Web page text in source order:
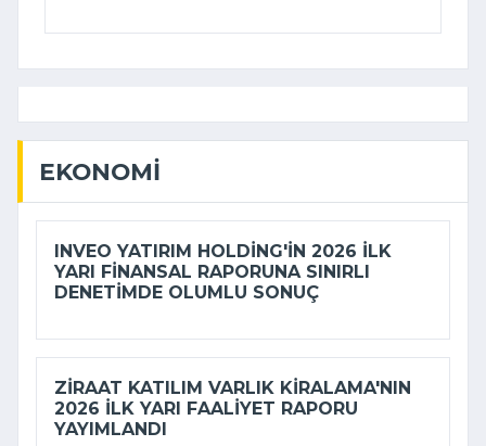
EKONOMI
INVEO YATIRIM HOLDING'IN 2026 ILK
YARI FINANSAL RAPORUNA SINIRLI
DENETIMDE OLUMLU SONUÇ
ZIRAAT KATILIM VARLIK KIRALAMA'NIN
2026 ILK YARI FAALIYET RAPORU
YAYIMLANDI